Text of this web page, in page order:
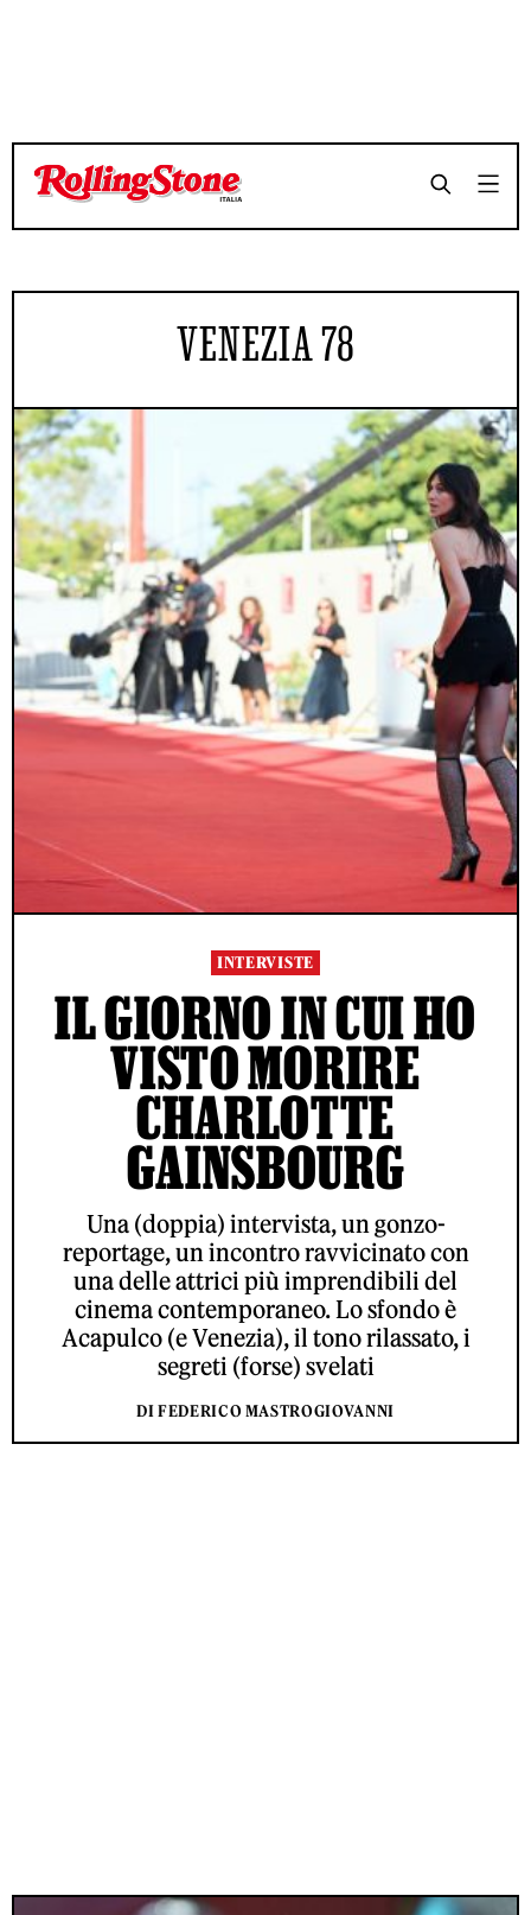
VENEZIA 78
INTERVISTE
IL GIORNO IN CUI HO
VISTO MORIRE
CHARLOTTE
GAINSBOURG
Una (doppia) intervista, un gonzo-
reportage, un incontro ravvicinato con
una delle attrici più imprendibili del
cinema contemporaneo. Lo sfondo è
Acapulco (e Venezia), il tono rilassato, i
segreti (forse) svelati
DI FEDERICO MASTROGIOVANNI